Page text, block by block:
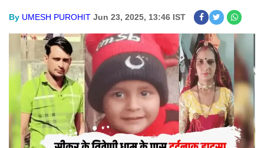
By UMESH PUROHIT Jun 23, 2025, 13:46 IST